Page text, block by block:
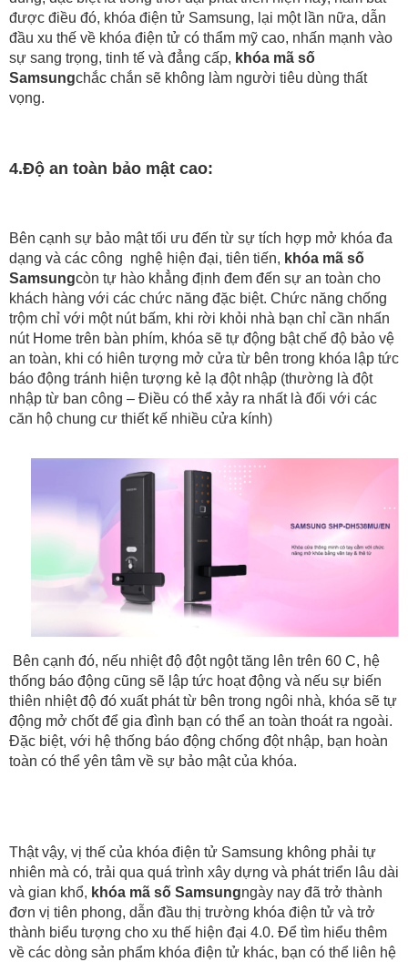
được điều đó, khóa điện tử Samsung, lại một lần nữa, dẫn
đầu xu thế về khóa điện tử có thẩm mỹ cao, nhấn mạnh vào
sự sang trọng, tinh tế và đẳng cấp, khóa mã số
Samsungchắc chắn sẽ không làm người tiêu dùng thất
vọng.
4.Độ an toàn bảo mật cao:
Bên cạnh sự bảo mật tối ưu đến từ sự tích hợp mở khóa đa
dạng và các công  nghệ hiện đại, tiên tiến, khóa mã số
Samsungcòn tự hào khẳng định đem đến sự an toàn cho
khách hàng với các chức năng đặc biệt. Chức năng chống
trộm chỉ với một nút bấm, khi rời khỏi nhà bạn chỉ cần nhấn
nút Home trên bàn phím, khóa sẽ tự động bật chế độ bảo vệ
an toàn, khi có hiên tượng mở cửa từ bên trong khóa lập tức
báo động tránh hiện tượng kẻ lạ đột nhập (thường là đột
nhập từ ban công – Điều có thể xảy ra nhất là đối với các
căn hộ chung cư thiết kế nhiều cửa kính)
Bên cạnh đó, nếu nhiệt độ đột ngột tăng lên trên 60 C, hệ
thống báo động cũng sẽ lập tức hoạt động và nếu sự biến
thiên nhiệt độ đó xuất phát từ bên trong ngôi nhà, khóa sẽ tự
động mở chốt để gia đình bạn có thể an toàn thoát ra ngoài.
Đặc biệt, với hệ thống báo động chống đột nhập, bạn hoàn
toàn có thể yên tâm về sự bảo mật của khóa.
Thật vậy, vị thế của khóa điện tử Samsung không phải tự
nhiên mà có, trải qua quá trình xây dựng và phát triển lâu dài
và gian khổ, khóa mã số Samsungngày nay đã trở thành
đơn vị tiên phong, dẫn đầu thị trường khóa điện tử và trở
thành biểu tượng cho xu thế hiện đại 4.0. Để tìm hiểu thêm
về các dòng sản phẩm khóa điện tử khác, bạn có thể liên hệ